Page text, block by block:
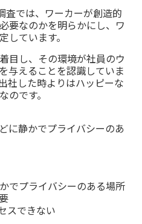
査では、ワーカーが創造的
要なのかを明らかにし、ワ
しています。
目し、その環境が社員のウ
与えることを認識していま
社した時よりはハッピーな
のです。
に静かでプライバシーのあ
でプライバシーのある場所
スできない